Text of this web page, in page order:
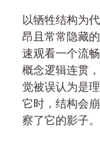
以牺牲结构为
昂且常常隐藏
速观看一个流
概念逻辑连贯
觉被误认为是
它时，结构会
察了它的影子。